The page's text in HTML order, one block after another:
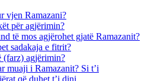
vjen Ramazani?
për agjërimin?
të mos agjërohet gjatë Ramazanit?
sadakaja e fitrit?
(farz) agjërimin?
muaji i Ramazanit? Si t’i